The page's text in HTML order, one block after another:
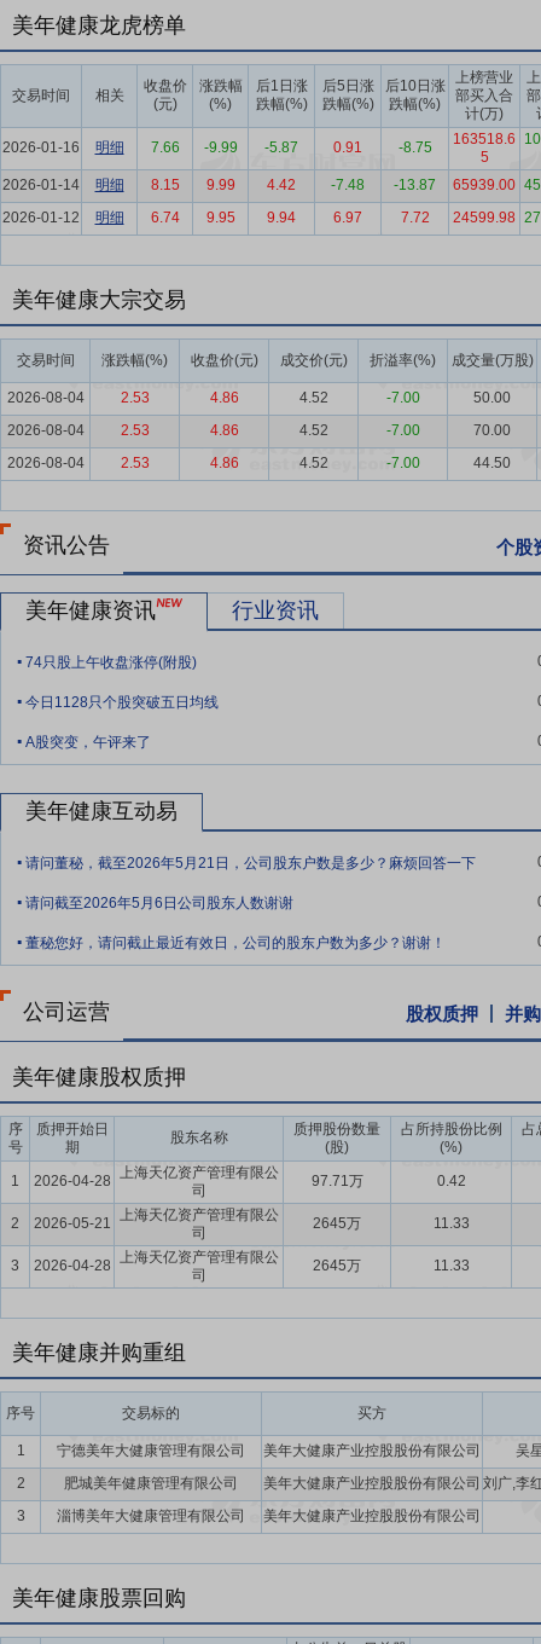
府多次展示在全国范围推广健康管理服务的决心，大量资本投入健康
阶段。
专业医疗积淀力与质控力
公司牢固树立“以人为本”和“预防
工作重心，围绕“零缺陷、持续改进”的质控文化，立足本职，不断推
构发布的最新规范与学术指引，持续迭代重要异常结果管理制度、岗
实“分院-科室-岗位”的三级质控体系，建立“支部建在连上，质控落在
的执行。公司在业内率先实施《医疗质量管理考核800分》等质控标
质量管理真正抓全抓实。
要点7：医疗大数据优势与AI产品科技创新力
公司通过提供专业健康
创新性的优质体检项目，独具累计过亿人次的影像数据及超2亿人次
大数据的深度挖掘和合理应用，不断优化数字资产，强化数据资产体系
要点8：专业品牌规模力与影响力
作为体检行业的龙头企业，公司
检领域以“美年大健康”和“慈铭体检”两大品牌覆盖，在中高端团体健
提供高水准的优质服务。公司通过开展多层次、全方位、精准化、个
推广人工智能AI技术应用场景，打造舒适的全流程客户服务体验，增
求，丰富医疗供给多方面改革与促进社会办医发展等医疗改革方面践
册资本将从71,083.8148万元增至151,083.8148万元。公司表示,美
大健康品牌体检中心的全国布局及日常运营管理。本次增资将进一步
要点10：拟定增募资不超23.75亿元拓展主业
样本库建设项目、数据中心建设项目、终端信息安全升级项目、管理
要点11：拟斥资3亿至5亿元回购公司股份
2018年10月29日公告,公
购方案之日起6个月内。
要点12：拟引入上海纾困基金作为战略股东
通证券(或海通证券参与设立的资产管理计划)有意战略投资美年健康
美年健康龙虎榜单
交易时间 相关
收盘价
(元)
涨跌幅
(%)
后1日涨
跌幅(%)
后5日涨
跌幅(%)
后10日涨
跌幅(%)
上榜营业
部买入合
计(万)
2026-01-16
明细 7.66 -9.99 -5.87 0.91 -8.75
163518.6
5
2026-01-14 明细 8.15 9.99 4.42 -7.48 -13.87 65939.00
2026-01-12
明细 6.74 9.95 9.94 6.97 7.72 24599.98
美年健康大宗交易
交易时间 涨跌幅(%) 收盘价(元) 成交价(元) 折溢率(%) 成交量(万股)
2026-08-04 2.53 4.86 4.52 -7.00
50.00
2026-08-04
2.53 4.86 4.52 -7.00
70.00
2026-08-04
2.53 4.86 4.52 -7.00 44.50
资讯公告 个股
美年健康资讯 行业资讯
. 74只股上午收盘涨停(附股)
. 今日1128只个股突破五日均线
. A股突变，午评来了
美年健康互动易
. 请问董秘，截至2026年5月21日，公司股东户数是多少？麻烦回答一下
. 请问截至2026年5月6日公司股东人数谢谢
. 董秘您好，请问截止最近有效日，公司的股东户数为多少？谢谢！
公司运营 股权质押 并
美年健康股权质押
序
号
质押开始日
期
股东名称
质押股份数量
(股)
占所持股份比例
(%)
占
1 2026-04-28 上海天亿资产管理有限公
司
97.71万 0.42
2 2026-05-21 上海天亿资产管理有限公
司
2645万 11.33
3 2026-04-28 上海天亿资产管理有限公
司
2645万 11.33
美年健康并购重组
序号 交易标的 买方
1 宁德美年大健康管理有限公司 美年大健康产业控股股份有限公司
吴
2
肥城美年健康管理有限公司
美年大健康产业控股股份有限公司
3
淄博美年大健康管理有限公司 美年大健康产业控股股份有限公司
美年健康股票回购